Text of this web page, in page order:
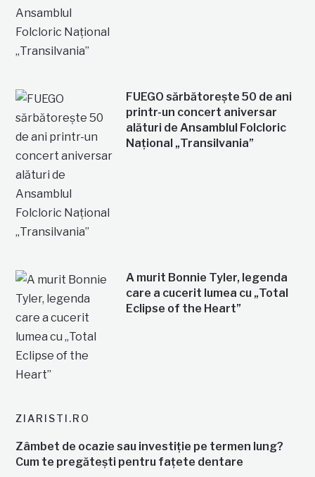
FUEGO sărbătorește 50 de ani
printr-un concert aniversar
alături de Ansamblul Folcloric
Național „Transilvania”
A murit Bonnie Tyler, legenda
care a cucerit lumea cu „Total
Eclipse of the Heart”
ZIARISTI.RO
Zâmbet de ocazie sau investiție pe termen lung?
Cum te pregătești pentru fațete dentare